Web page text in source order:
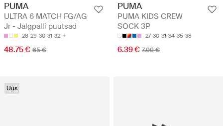
PUMA
ULTRA 6 MATCH FG/AG
Jr - Jalgpalli puutsad
28 29 30 31 32
48.75 € 65 €
PUMA
PUMA KIDS CREW
SOCK 3P
27-30 31-34 35-38
6.39 € 7.99 €
Uus